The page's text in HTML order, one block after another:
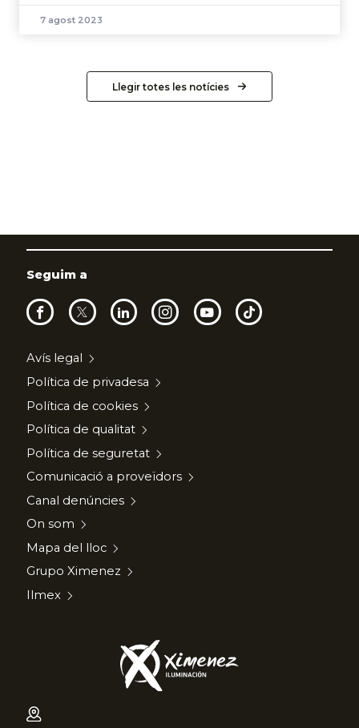
7 agost 2023
Llegir totes les notícies
Avís legal
Política de privadesa
Política de cookies
Política de qualitat
Política de seguretat
Comunicació a proveïdors
Canal denúncies
On som
Mapa del lloc
Grupo Ximenez
Ilmex
Seguim a